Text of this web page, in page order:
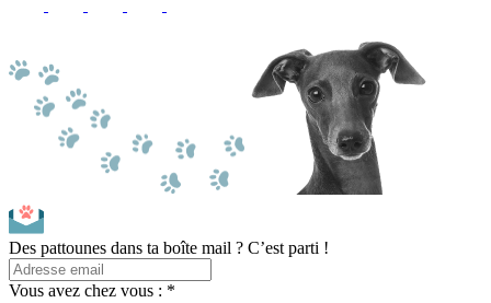
Des pattounes dans ta boîte mail ? C’est parti !
Vous avez chez vous : *